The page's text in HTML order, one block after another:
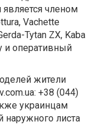
членом
Vachette
Tytan ZX, Kaba
и оперативный
жители
+38 (044)
украинцам
наружного листа